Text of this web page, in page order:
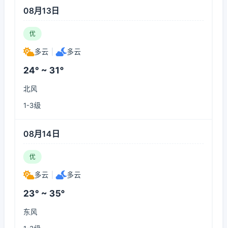
08月13日
优
多云 多云
24° ~ 31°
北风
1-3级
08月14日
优
多云 多云
23° ~ 35°
东风